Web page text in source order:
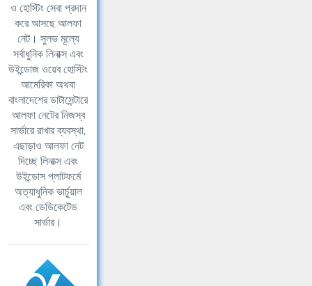
ও হোস্টিং সেবা প্রদান
করে আসছে আলফা
নেট। সুলভ মূল্যে
সর্বাধুনিক লিনাক্স এবং
উইন্ডোজ ওয়েব হোস্টিং
আমেরিকা অথবা
বাংলাদেশের ডাটাসেন্টারে
আলফা নেটের নিজস্ব
সার্ভারে রাখার ব্যবস্থা,
এছাড়াও আলফা নেট
দিচ্ছে লিনাক্স এবং
উইন্ডোস প্লাটফর্মে
অত্যাধুনিক ভার্চুয়াল
এবং ডেডিকেটেড
সার্ভার।